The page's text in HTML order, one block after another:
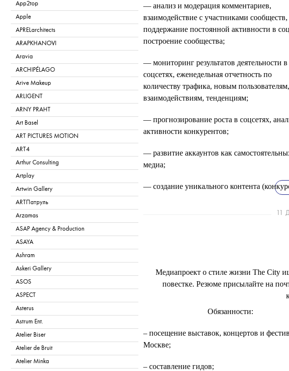
App2top
Apple
APRELarchitects
ARAPKHANOVI
Aravia
ARCHIPÉLAGO
Arive Makeup
ARLIGENT
ARNY PRAHT
Art Basel
ART PICTURES MOTION
ART4
Arthur Consulting
Artplay
Artwin Gallery
ARTПатруль
Arzamas
ASAP Agency & Production
ASAYA
Ashram
Askeri Gallery
ASOS
ASPECT
Asterus
Astrum Ent.
Atelier Biser
Atelier de Bruit
Atelier Minka
— анализ и модерация комментариев,
взаимодействие с участниками сообществ,
поддержание постоянной активности в
построение сообщества;
— мониторинг результатов деятельности в
соцсетях, еженедельная отчетность по
количеству трафика, новым пользователям,
взаимодействиям, тенденциям;
— прогнозирование роста в соцсетях,
активности конкурентов;
— развитие аккаунтов как
медиа;
— создание уникального контента
11
T
Медиапроект о стиле жизни The City
повестке. Резюме присылайте на
Обязанности:
– посещение выставок, концертов и
Москве;
– составление гидов;